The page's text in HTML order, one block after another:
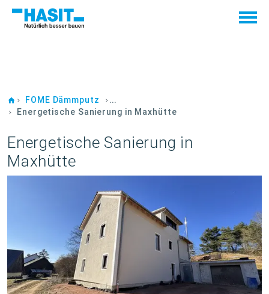
FOME Dämmputz
Energetische Sanierung in Maxhütte
Energetische Sanierung in
Maxhütte